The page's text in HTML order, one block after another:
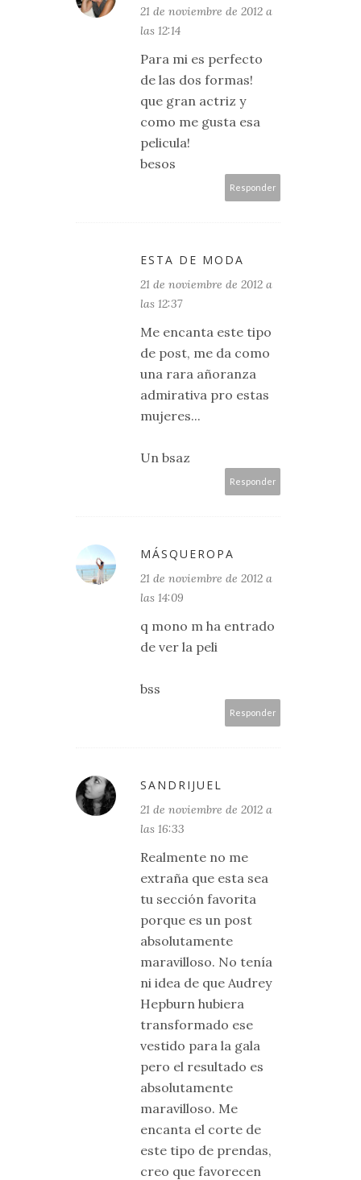
21 de noviembre de 2012 a
las 12:14
Para mi es perfecto
de las dos formas!
que gran actriz y
como me gusta esa
pelicula!
besos
Responder
ESTA DE MODA
21 de noviembre de 2012 a
las 12:37
Me encanta este tipo
de post, me da como
una rara añoranza
admirativa pro estas
mujeres...
Un bsaz
Responder
MÁSQUEROPA
21 de noviembre de 2012 a
las 14:09
q mono m ha entrado
de ver la peli
bss
Responder
SANDRIJUEL
21 de noviembre de 2012 a
las 16:33
Realmente no me
extraña que esta sea
tu sección favorita
porque es un post
absolutamente
maravilloso. No tenía
ni idea de que Audrey
Hepburn hubiera
transformado ese
vestido para la gala
pero el resultado es
absolutamente
maravilloso. Me
encanta el corte de
este tipo de prendas,
creo que favorecen